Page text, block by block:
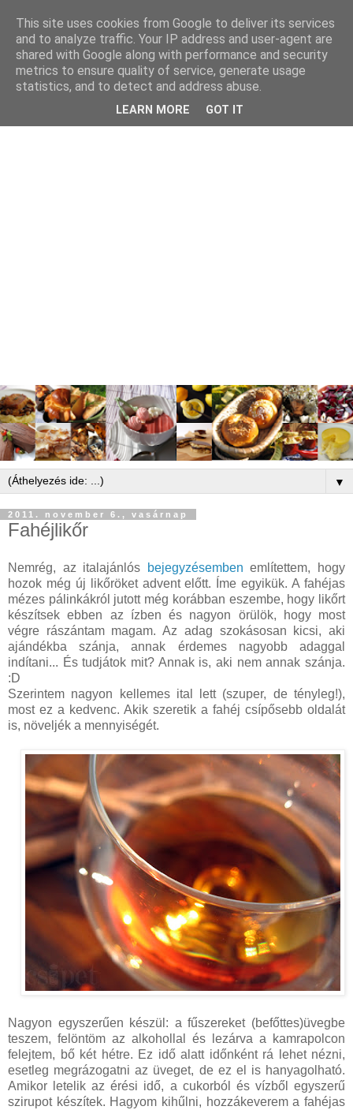
▼
2011. november 6., vasárnap
Fahéjlikőr
Nemrég, az italajánlós bejegyzésemben említettem, hogy
hozok még új likőröket advent előtt. Íme egyikük. A fahéjas
mézes pálinkákról jutott még korábban eszembe, hogy likőrt
készítsek ebben az ízben és nagyon örülök, hogy most
végre rászántam magam. Az adag szokásosan kicsi, aki
ajándékba szánja, annak érdemes nagyobb adaggal
indítani... És tudjátok mit? Annak is, aki nem annak szánja.
:D
Szerintem nagyon kellemes ital lett (szuper, de tényleg!),
most ez a kedvenc. Akik szeretik a fahéj csípősebb oldalát
is, növeljék a mennyiségét.
Nagyon egyszerűen készül: a fűszereket (befőttes)üvegbe
teszem, felöntöm az alkohollal és lezárva a kamrapolcon
felejtem, bő két hétre. Ez idő alatt időnként rá lehet nézni,
esetleg megrázogatni az üveget, de ez el is hanyagolható.
Amikor letelik az érési idő, a cukorból és vízből egyszerű
szirupot készítek. Hagyom kihűlni, hozzákeverem a fahéjas
This site uses cookies from Google to deliver its services
and to analyze traffic. Your IP address and user-agent are
shared with Google along with performance and security
metrics to ensure quality of service, generate usage
statistics, and to detect and address abuse.
LEARN MORE GOT IT